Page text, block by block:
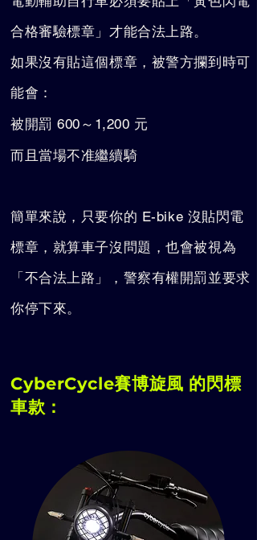
合格審驗標章」才能合法上路。
如果沒有貼這個標章，被警方攔到時可
能會：
被開罰 600～1,200 元
而且當場不准繼續騎
簡單來說，只要你的 E-bike 沒貼閃電
標章，就算車子沒問題，也會被視為
「不合法上路」，警察有權開罰並要求
你停下來。
CyberCycle賽博旋風 的閃標
車款：